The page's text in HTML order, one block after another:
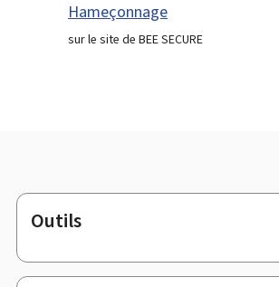
Hameçonnage
sur le site de BEE SECURE
Pied
de
page
Outils